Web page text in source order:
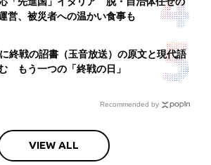
営、被災者への温かい食事も
終戦の詔書（玉音放送）の原文と現代語
もう一つの「終戦の日」
Recommended by
VIEW ALL